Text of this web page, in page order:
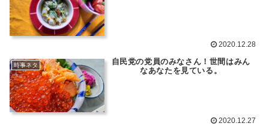
2020.12.28
時事ネタ
自民党の党員のみなさん！世間はみん
なあなたを見ている。
2020.12.27